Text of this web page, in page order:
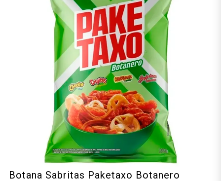
Botana Sabritas Paketaxo Botanero